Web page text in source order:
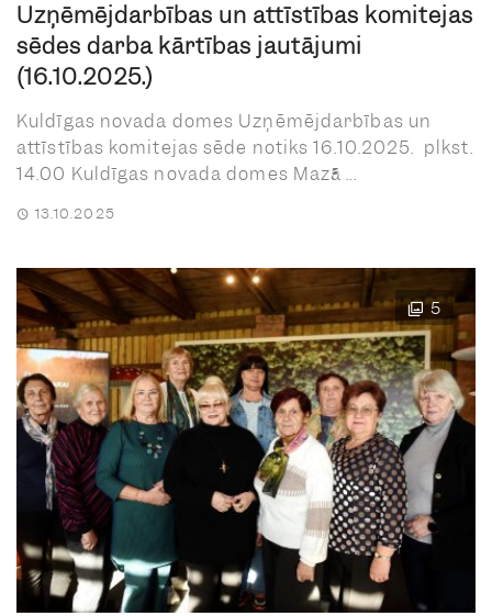
Uzņēmējdarbības un attīstības komitejas
sēdes darba kārtības jautājumi
(16.10.2025.)
Kuldīgas novada domes Uzņēmējdarbības un
attīstības komitejas sēde notiks 16.10.2025. plkst.
14.00 Kuldīgas novada domes Mazā ...
13.10.2025
5